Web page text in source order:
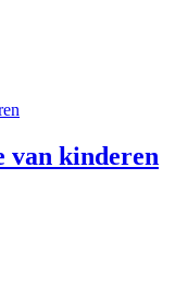
van kinderen